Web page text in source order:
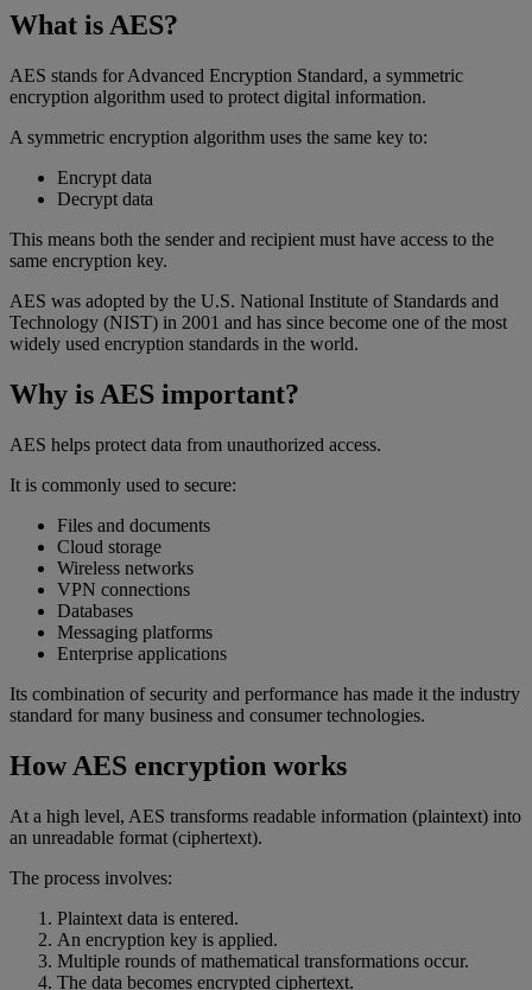
What is AES?
AES stands for Advanced Encryption Standard, a symmetric
encryption algorithm used to protect digital information.
A symmetric encryption algorithm uses the same key to:
Encrypt data
Decrypt data
This means both the sender and recipient must have access to the
same encryption key.
AES was adopted by the U.S. National Institute of Standards and
Technology (NIST) in 2001 and has since become one of the most
widely used encryption standards in the world.
Why is AES important?
AES helps protect data from unauthorized access.
It is commonly used to secure:
Files and documents
Cloud storage
Wireless networks
VPN connections
Databases
Messaging platforms
Enterprise applications
Its combination of security and performance has made it the industry
standard for many business and consumer technologies.
How AES encryption works
At a high level, AES transforms readable information (plaintext) into
an unreadable format (ciphertext).
The process involves:
Plaintext data is entered.
An encryption key is applied.
Multiple rounds of mathematical transformations occur.
The data becomes encrypted ciphertext.